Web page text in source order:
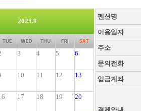
2025.9
3 4 5 6
10 11 12 13
17 18 19 20
펜션명
이용일자
주소
문의전화
입금계좌